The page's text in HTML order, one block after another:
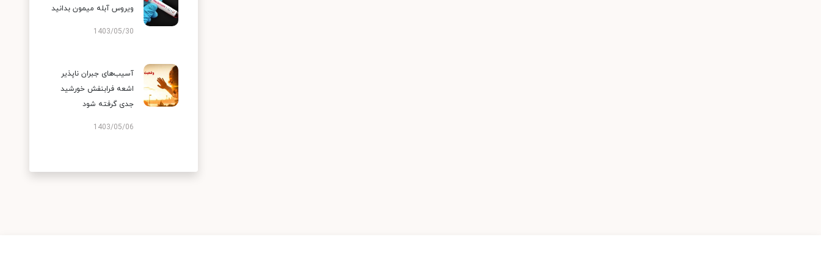
ویروس آبله میمون بدانید
1403/05/30
آسیب‌های جبران ناپذیر
اشعه فرابنفش خورشید
جدی گرفته شود
1403/05/06